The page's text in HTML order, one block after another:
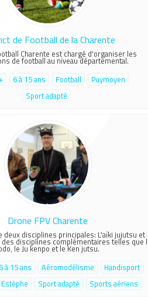
de Football de la Charente
Charente est chargé d'organiser les
de football au niveau départemental.
6 à 15 ans Football
Puymoyen
Sport adapté
Drone FPV Charente
deux disciplines principales: L'aïki jujutsu et
des disciplines complémentaires telles que
le Ju kenpo et le Ken jutsu.
6 à 15 ans Aéromodélisme
Handisport
Sport adapté Sports aériens